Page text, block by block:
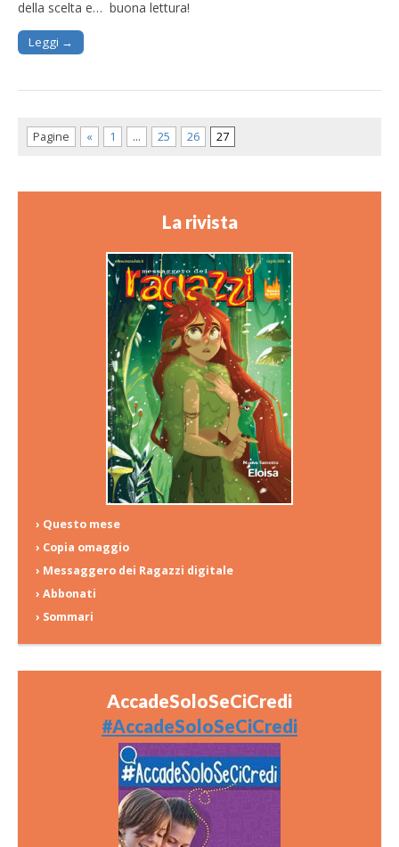
della scelta e… buona lettura!
Leggi →
Pagine « 1 … 25 26 27
La rivista
› Questo mese
› Copia omaggio
› Messaggero dei Ragazzi digitale
› Abbonati
› Sommari
AccadeSoloSeCiCredi
#AccadeSoloSeCiCredi